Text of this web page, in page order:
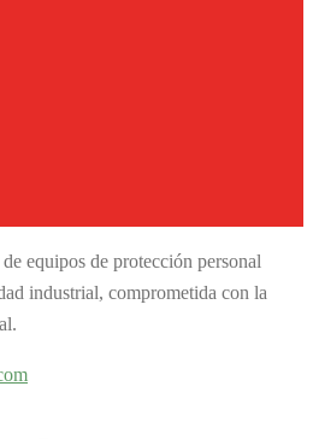
equipos de protección personal
industrial, comprometida con la